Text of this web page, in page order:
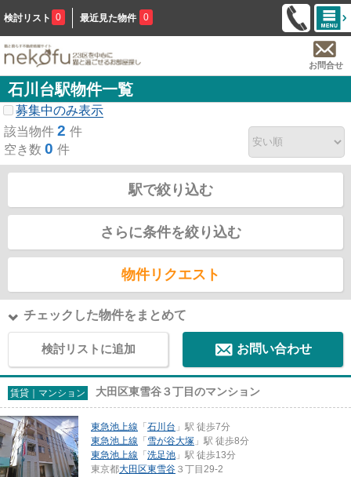
検討リスト 0 最近見た物件 0
お問合せ
石川台駅物件一覧
募集中のみ表示
該当物件 2 件
空き数 0 件
駅で絞り込む
さらに条件を絞り込む
物件リクエスト
チェックした物件をまとめて
検討リストに追加 お問い合わせ
賃貸｜マンション 大田区東雪谷３丁目のマンション
東急池上線 「 石川台 」駅 徒歩7分
東急池上線 「 雪が谷大塚 」駅 徒歩8分
東急池上線 「 洗足池 」駅 徒歩13分
東京都大田区東雪谷 ３丁目29-2